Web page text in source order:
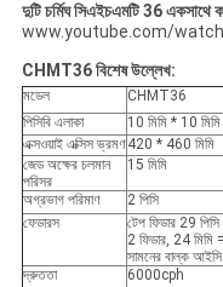
দুটি চর্মিঘ সিএইচএমটি 36 একসাথে
www.youtube.com/
CHMT36 বিশেষ উল্লেখ:
মডেল
CHMT36
পিসিবি এলাকা
10 মিমি * 10
এক্সওয়াই এক্সিস ভ্রমণ420 * 460 মিমি
জেড অক্ষের চলমান
পরিসর
15 মিমি
অগ্রভাগ পরিমাণ
2 পিসি
ফেডারস
টেপ ফিডার 29
2 ফিডার, 24 মিমি
সামনের বাল্ক
দ্রুততা
6000cph